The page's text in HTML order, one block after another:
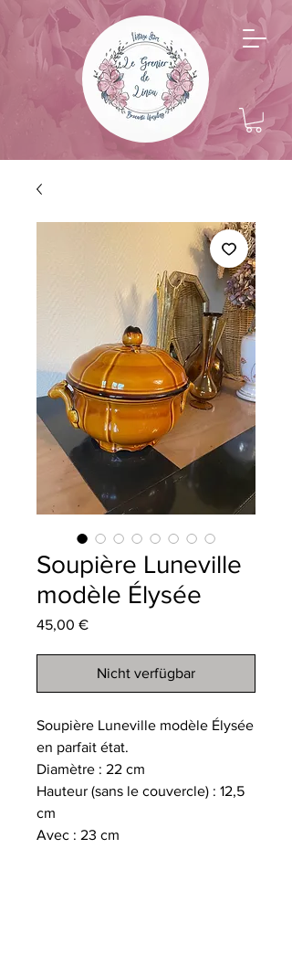
Soupière Luneville
modèle Élysée
45,00 €Preis
Nicht verfügbar
Soupière Luneville modèle Élysée
en parfait état.
Diamètre : 22 cm
Hauteur (sans le couvercle) : 12,5
cm
Avec : 23 cm